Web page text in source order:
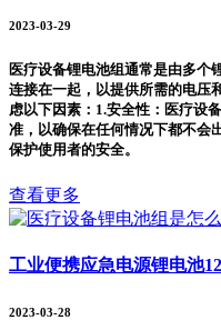
2023-03-29
医疗设备锂电池组通常是由多个
连接在一起，以提供所需的电压
虑以下因素：1.安全性：医疗设
准，以确保在任何情况下都不会
保护使用者的安全。
查看更多
工业便携应急电源锂电池
2023-03-28